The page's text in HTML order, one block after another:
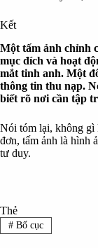
Kết
Một tấm ảnh chỉnh
mục đích và hoạt
mắt tinh anh. Một
thông tin thu nạp.
biết rõ nơi cần tập
Nói tóm lại, không gì
đơn, tấm ảnh là hình
tư duy.
Thẻ
#Bố cục